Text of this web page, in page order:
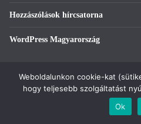
Hozzászólások hírcsatorna
WordPress Magyarország
Weboldalunkon cookie-kat
hogy teljesebb szolgáltatást
Ok